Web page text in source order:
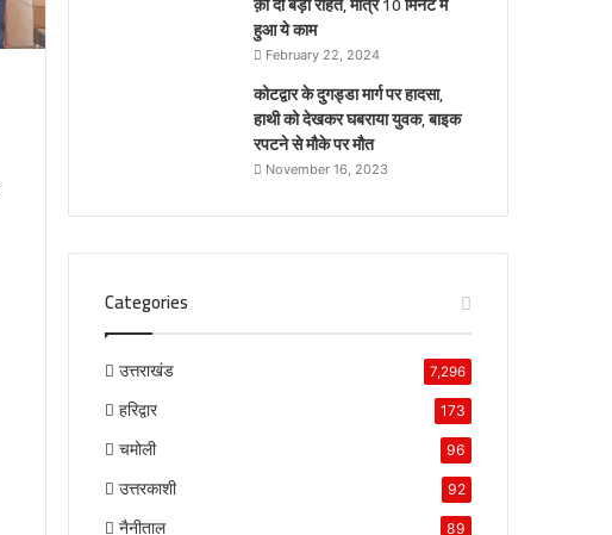
हुआ ये काम
February 22, 2024
कोटद्वार के दुगड्डा मार्ग पर हादसा,
हाथी को देखकर घबराया युवक, बाइक
रपटने से मौके पर मौत
November 16, 2023
Categories
उत्तराखंड 7,296
हरिद्वार 173
चमोली 96
उत्तरकाशी 92
नैनीताल 89